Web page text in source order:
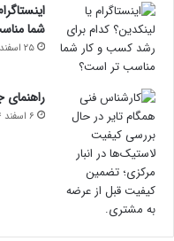
شما
۲۵ اسفند ۱۴۰۴
راهنمای
۶ اسفند ۱۴۰۴